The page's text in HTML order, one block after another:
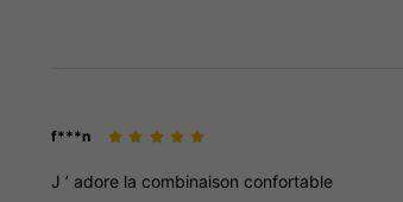
f***n
J ’ adore la combinaison confortable